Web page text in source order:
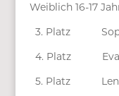
Weiblich 16-17
3. Platz
4. Platz
5. Platz